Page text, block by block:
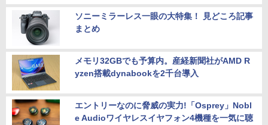
ソニーミラーレス一眼の大特集！ 見どころ記事
まとめ
メモリ32GBでも予算内。産経新聞社がAMD R
yzen搭載dynabookを2千台導入
エントリーなのに脅威の実力!「Osprey」Nobl
e Audioワイヤレスイヤフォン4機種を一気に聴